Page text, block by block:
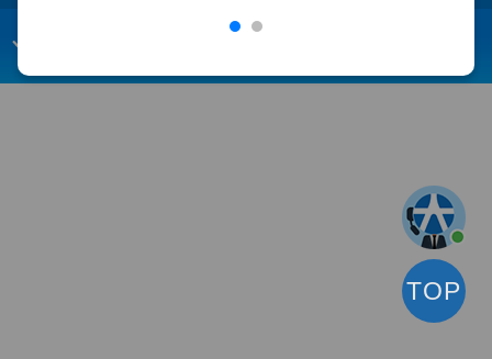
webmaster@yuanta.com
TOP